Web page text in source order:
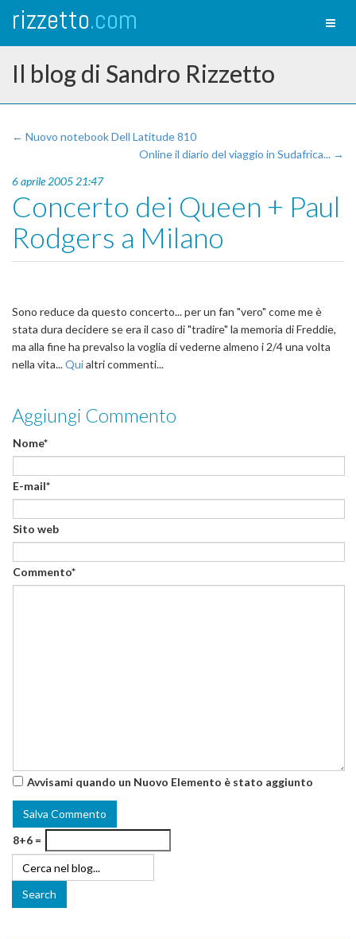
rizzetto.com
Il blog di Sandro Rizzetto
← Nuovo notebook Dell Latitude 810
Online il diario del viaggio in Sudafrica... →
6 aprile 2005 21:47
Concerto dei Queen + Paul
Rodgers a Milano
Sono reduce da questo concerto... per un fan "vero" come me è
stata dura decidere se era il caso di "tradire" la memoria di Freddie,
ma alla fine ha prevalso la voglia di vederne almeno i 2/4 una volta
nella vita...Quialtri commenti...
Aggiungi Commento
Nome*
E-mail*
Sito web
Commento*
Avvisami quando un Nuovo Elemento è stato aggiunto
8+6 =